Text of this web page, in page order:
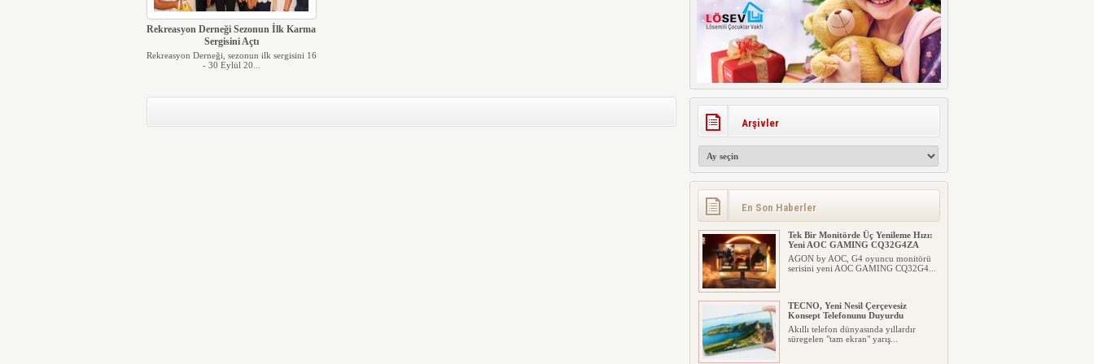
Rekreasyon Derneği Sezonun İlk Karma
Sergisini Açtı
Rekreasyon Derneği, sezonun ilk sergisini 16
- 30 Eylül 20...
Arşivler
En Son Haberler
Tek Bir Monitörde Üç Yenileme Hızı:
Yeni AOC GAMING CQ32G4ZA
AGON by AOC, G4 oyuncu monitörü
serisini yeni AOC GAMING CQ32G4...
TECNO, Yeni Nesil Çerçevesiz
Konsept Telefonunu Duyurdu
Akıllı telefon dünyasında yıllardır
süregelen "tam ekran" yarış...